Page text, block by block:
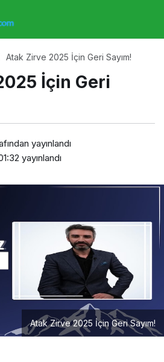
Atak Zirve 2025 İçin Geri Sayım!
İçin Geri
yayınlandı
yayınlandı
Atak Zirve 2025 İçin Geri Sayım!
İçin Geri Sayım!